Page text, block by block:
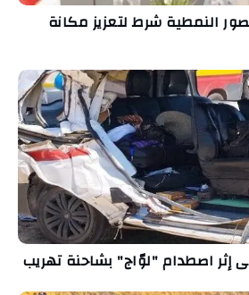
النمطية شرط لتعزيز مكانة
إثر اصطدام "لوّاج" بشاحنة تهريب